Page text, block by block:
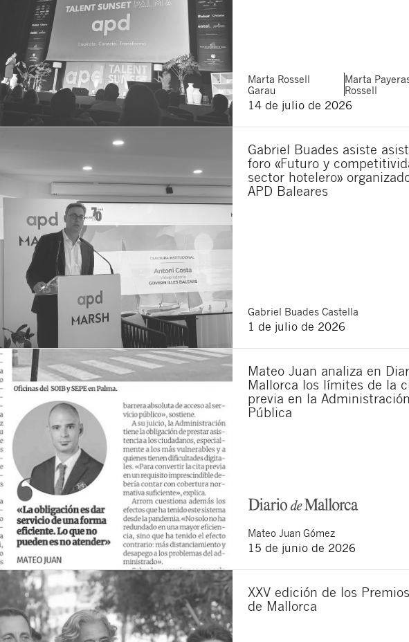
Marta Rossell
Garau
Marta
Rossell
14 de julio de 2026
Gabriel Buades asiste
foro «Futuro y
sector hotelero»
APD Baleares
Gabriel Buades Castella
1 de julio de 2026
Mateo Juan analiza en
Mallorca los límites de la
previa en la Administración
Pública
Mateo Juan Gómez
15 de junio de 2026
XXV edición de los
de Mallorca
Acepto recibir comunicaciones
Acepto las
Al pulsar el botón de envío manifiesta haber leído
es Buades Legal S.L. La finalidad es la atención a
otros derechos como se explica en lapolítica de